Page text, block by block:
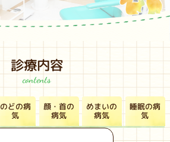
診療内容
contents
のどの病
気
顔・首の
病気
めまいの
病気
睡眠の病
気